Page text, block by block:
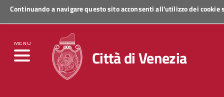
Continuando a navigare questo sito acconsenti all'utilizzo dei
MENU
Regione Veneto
Città di Venezia